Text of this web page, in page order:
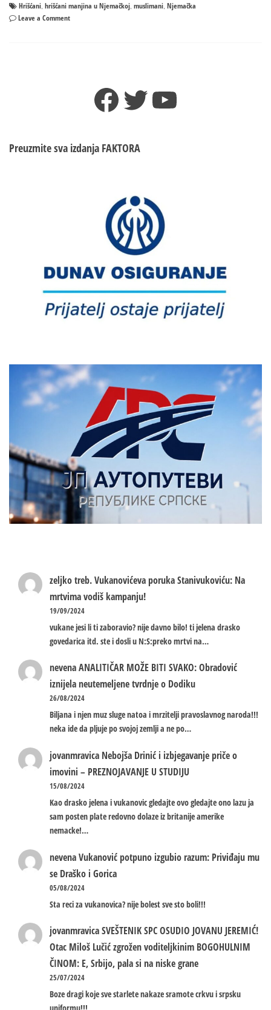
Hrišćani, hrišćani manjina u Njemačkoj, muslimani, Njemačka
Leave a Commenton
muslimanaFacebook
TwitterYouTube
Preuzmite sva izdanja FAKTORA
zeljko treb.Vukanovićeva poruka Stanivukoviću: Na
mrtvima vodiš kampanju!
19/09/2024
vukane jesi li ti zaboravio? nije davno bilo! ti jelena drasko
govedarica itd. ste i dosli u N:S:preko mrtvi na…
nevenaANALITIČAR MOŽE BITI SVAKO: Obradović
iznijela neutemeljene tvrdnje o Dodiku
26/08/2024
Biljana i njen muz sluge natoa i mrzitelji pravoslavnog naroda!!!
neka ide da pljuje po svojoj zemlji a ne po…
jovanmravica Nebojša Drinić i izbjegavanje priče o
imovini – PREZNOJAVANJE U STUDIJU
15/08/2024
Kao drasko jelena i vukanovic gledajte ovo gledajte ono lazu ja
sam posten plate redovno dolaze iz britanije amerike
nemacke!…
nevenaVukanović potpuno izgubio razum: Priviđaju mu
se Draško i Gorica
05/08/2024
Sta reci za vukanovica? nije bolest sve sto boli!!!
jovanmravicaSVEŠTENIK SPC OSUDIO JOVANU JEREMIĆ!
Otac Miloš Lučić zgrožen voditeljkinim BOGOHULNIM
ČINOM: E, Srbijo, pala si na niske grane
25/07/2024
Boze dragi koje sve starlete nakaze sramote crkvu i srpsku